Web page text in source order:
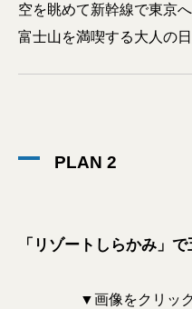
空を眺めて新幹線で東京
富士山を満喫する大人の日
PLAN 2
「リゾートしらかみ」
▼画像をクリッ